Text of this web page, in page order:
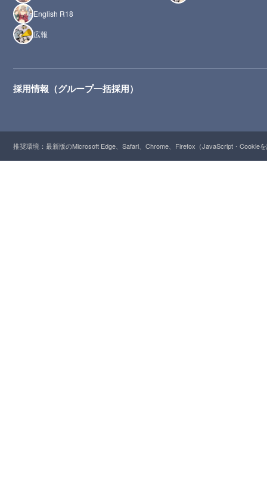
English R18
広報
採用情報（グループ一括採用）
推奨環境：最新版のMicrosoft Edge、Safari、Chrome、Firefox（JavaScript・Cookie